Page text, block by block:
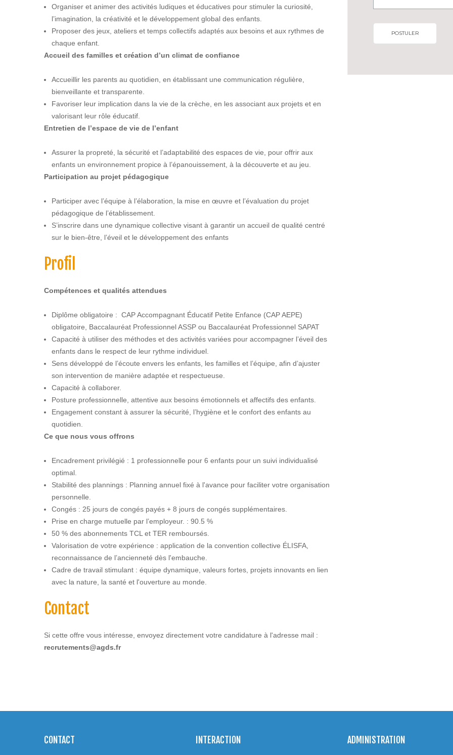
Organiser et animer des activités ludiques et éducatives pour stimuler la curiosité,
l’imagination, la créativité et le développement global des enfants.
Proposer des jeux, ateliers et temps collectifs adaptés aux besoins et aux rythmes de
chaque enfant.
Accueil des familles et création d’un climat de confiance
Accueillir les parents au quotidien, en établissant une communication régulière,
bienveillante et transparente.
Favoriser leur implication dans la vie de la crèche, en les associant aux projets et en
valorisant leur rôle éducatif.
Entretien de l’espace de vie de l’enfant
Assurer la propreté, la sécurité et l’adaptabilité des espaces de vie, pour offrir aux
enfants un environnement propice à l’épanouissement, à la découverte et au jeu.
Participation au projet pédagogique
Participer avec l’équipe à l’élaboration, la mise en œuvre et l’évaluation du projet
pédagogique de l’établissement.
S’inscrire dans une dynamique collective visant à garantir un accueil de qualité centré
sur le bien-être, l’éveil et le développement des enfants
Profil
Compétences et qualités attendues
Diplôme obligatoire : CAP Accompagnant Éducatif Petite Enfance (CAP AEPE)
obligatoire, Baccalauréat Professionnel ASSP ou Baccalauréat Professionnel SAPAT
Capacité à utiliser des méthodes et des activités variées pour accompagner l’éveil des
enfants dans le respect de leur rythme individuel.
Sens développé de l’écoute envers les enfants, les familles et l’équipe, afin d’ajuster
son intervention de manière adaptée et respectueuse.
Capacité à collaborer.
Posture professionnelle, attentive aux besoins émotionnels et affectifs des enfants.
Engagement constant à assurer la sécurité, l’hygiène et le confort des enfants au
quotidien.
Ce que nous vous offrons
Encadrement privilégié : 1 professionnelle pour 6 enfants pour un suivi individualisé
optimal.
Stabilité des plannings : Planning annuel fixé à l'avance pour faciliter votre organisation
personnelle.
Congés : 25 jours de congés payés + 8 jours de congés supplémentaires.
Prise en charge mutuelle par l’employeur. : 90.5 %
50 % des abonnements TCL et TER remboursés.
Valorisation de votre expérience : application de la convention collective ÉLISFA,
reconnaissance de l’ancienneté dès l'embauche.
Cadre de travail stimulant : équipe dynamique, valeurs fortes, projets innovants en lien
avec la nature, la santé et l'ouverture au monde.
Contact
Si cette offre vous intéresse, envoyez directement votre candidature à l'adresse mail :
recrutements@agds.fr
CONTACT INTERACTION ADMINISTRATION